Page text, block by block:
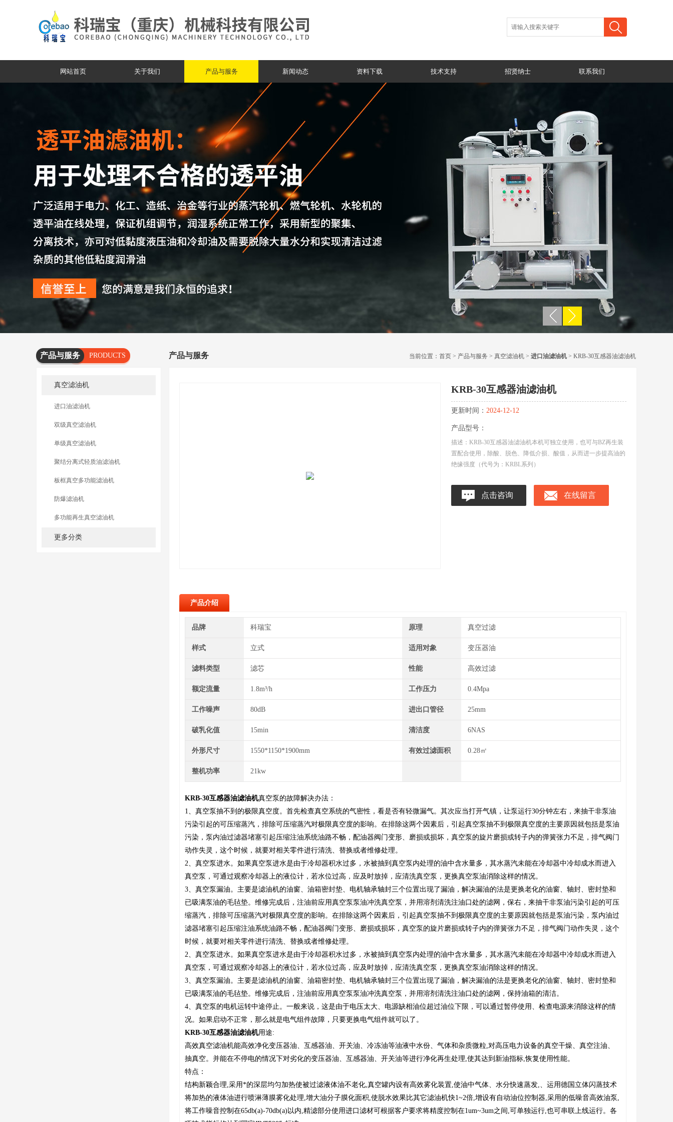
网站首页 关于我们 产品与服务 新闻动态 资料下载 技术支持 招贤纳士 联系我们
产品与服务
PRODUCTS
真空滤油机
进口油滤油机
双级真空滤油机
单级真空滤油机
聚结分离式轻质油滤油机
板框真空多功能滤油机
防爆滤油机
多功能再生真空滤油机
更多分类
产品与服务 当前位置： 首页 > 产品与服务 > 真空滤油机 > 进口油滤油机> KRB-30互感器油滤油机
KRB-30互感器油滤油机
更新时间： 2024-12-12
产品型号：
描述：KRB-30互感器油滤油机本机可独立使用，也可与BZ再生装
置配合使用，除酸、脱色、降低介损、酸值，从而进一步提高油的
绝缘强度（代号为：KRBL系列）
点击咨询 在线留言
产品介绍
品牌 科瑞宝 原理 真空过滤
样式 立式 适用对象 变压器油
滤料类型 滤芯 性能 高效过滤
额定流量 1.8m³/h 工作压力 0.4Mpa
工作噪声 80dB 进出口管径 25mm
破乳化值 15min 清洁度 6NAS
外形尺寸 1550*1150*1900mm 有效过滤面积 0.28㎡
整机功率 21kw
KRB-30互感器油滤油机真空泵的故障解决办法：
1、真空泵抽不到的极限真空度。首先检查真空系统的气密性，看是否有轻微漏气。其次应当打开气镇，让泵运行30分钟左右，来抽干非泵油
污染引起的可压缩蒸汽，排除可压缩蒸汽对极限真空度的影响。在排除这两个因素后，引起真空泵抽不到极限真空度的主要原因就包括是泵油
污染，泵内油过滤器堵塞引起压缩注油系统油路不畅，配油器阀门变形、磨损或损坏，真空泵的旋片磨损或转子内的弹簧张力不足，排气阀门
动作失灵，这个时候，就要对相关零件进行清洗、替换或者维修处理。
2、真空泵进水。如果真空泵进水是由于冷却器积水过多，水被抽到真空泵内处理的油中含水量多，其水蒸汽未能在冷却器中冷却成水而进入
真空泵，可通过观察冷却器上的液位计，若水位过高，应及时放掉，应清洗真空泵，更换真空泵油消除这样的情况。
3、真空泵漏油。主要是滤油机的油窗、油箱密封垫、电机轴承轴封三个位置出现了漏油，解决漏油的法是更换老化的油窗、轴封、密封垫和
已吸满泵油的毛毡垫。维修完成后，注油前应用真空泵泵油冲洗真空泵，并用溶剂清洗注油口处的滤网，保右，来抽干非泵油污染引起的可压
缩蒸汽，排除可压缩蒸汽对极限真空度的影响。在排除这两个因素后，引起真空泵抽不到极限真空度的主要原因就包括是泵油污染，泵内油过
滤器堵塞引起压缩注油系统油路不畅，配油器阀门变形、磨损或损坏，真空泵的旋片磨损或转子内的弹簧张力不足，排气阀门动作失灵，这个
时候，就要对相关零件进行清洗、替换或者维修处理。
2、真空泵进水。如果真空泵进水是由于冷却器积水过多，水被抽到真空泵内处理的油中含水量多，其水蒸汽未能在冷却器中冷却成水而进入
真空泵，可通过观察冷却器上的液位计，若水位过高，应及时放掉，应清洗真空泵，更换真空泵油消除这样的情况。
3、真空泵漏油。主要是滤油机的油窗、油箱密封垫、电机轴承轴封三个位置出现了漏油，解决漏油的法是更换老化的油窗、轴封、密封垫和
已吸满泵油的毛毡垫。维修完成后，注油前应用真空泵泵油冲洗真空泵，并用溶剂清洗注油口处的滤网，保持油箱的清洁。
4、真空泵的电机运转中途停止。一般来说，这是由于电压太大、电源缺相油位超过油位下限，可以通过暂停使用、检查电源来消除这样的情
况。如果启动不正常，那么就是电气组件故障，只要更换电气组件就可以了。
KRB-30互感器油滤油机用途:
高效真空滤油机能高效净化变压器油、互感器油、开关油、冷冻油等油液中水份、气体和杂质微粒,对高压电力设备的真空干燥、真空注油、
抽真空。并能在不停电的情况下对劣化的变压器油、互感器油、开关油等进行净化再生处理,使其达到新油指标,恢复使用性能。
特点：
结构新颖合理,采用*的深层均匀加热使被过滤液体油不老化,真空罐内设有高效雾化装置,使油中气体、水分快速蒸发,、运用德国立体闪蒸技术
将加热的液体油进行喷淋薄膜雾化处理,增大油分子膜化面积,使脱水效果比其它滤油机快1~2倍,增设有自动油位控制器,采用的低噪音高效油泵,
将工作噪音控制在65db(a)-70db(a)以内,精滤部分使用进口滤材可根据客户要求将精度控制在1um~3um之间,可单独运行,也可串联上线运行。各